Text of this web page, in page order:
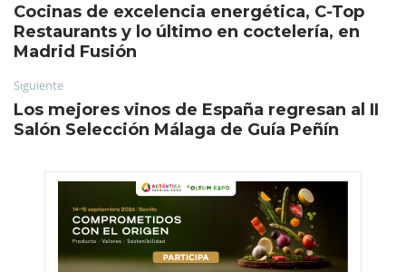
Cocinas de excelencia energética, C-Top
Restaurants y lo último en coctelería, en
Madrid Fusión
Siguiente
Los mejores vinos de España regresan al II
Salón Selección Málaga de Guía Peñín